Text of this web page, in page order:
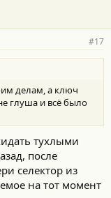
#17
делам, а ключ
глуша и всё было
тухлыми
после
селектор из
на тот момент